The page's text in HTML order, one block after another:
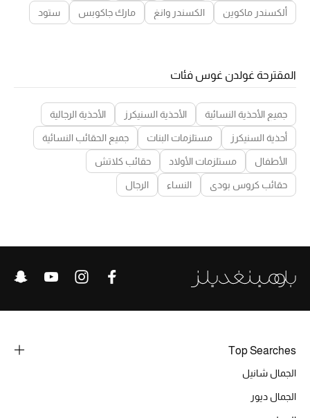
ألكسندر ماكوين الكسندر وانغ مارك جاكوبس ستود
المقترحة غولدن غوس فئات
جميع الأحذية النسائية الأحذية السنيكرز الأحذية الرجالية
أحذية السنيكرز مستلزمات البنات جميع الحقائب النسائية
الأطفال مستلزمات الأولاد حقائب كلاتش
حقائب كروس بودي النساء الرجال
Top Searches
الجمال شانيل
الجمال ديور